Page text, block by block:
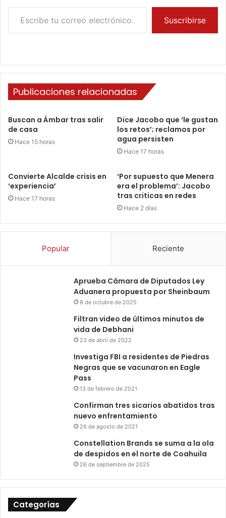
Escribe tu correo electrónico…
Suscribirse
Publicaciones relacionadas
Buscan a Ámbar tras salir
de casa
Hace 15 horas
Dice Jacobo que ‘le gustan
los retos’; reclamos por
agua persisten
Hace 17 horas
Convierte Alcalde crisis en
‘experiencia’
Hace 17 horas
‘Por supuesto que Menera
era el problema’: Jacobo
tras criticas en redes
Hace 2 días
Popular Reciente
Aprueba Cámara de Diputados Ley
Aduanera propuesta por Sheinbaum
8 de octubre de 2025
Filtran video de últimos minutos de
vida de Debhani
23 de abril de 2022
Investiga FBI a residentes de Piedras
Negras que se vacunaron en Eagle
Pass
13 de febrero de 2021
Confirman tres sicarios abatidos tras
nuevo enfrentamiento
26 de agosto de 2021
Constellation Brands se suma a la ola
de despidos en el norte de Coahuila
26 de septiembre de 2025
Categorías